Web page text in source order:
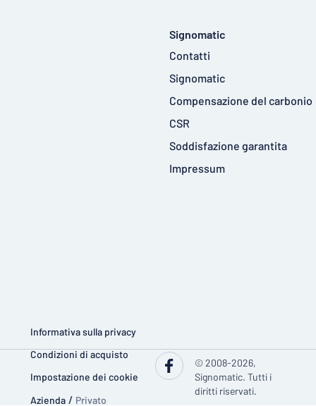
Signomatic
Contatti
Signomatic
Compensazione del carbonio
CSR
Soddisfazione garantita
Impressum
Informativa sulla privacy
Condizioni di acquisto
Impostazione dei cookie
Azienda / Privato
© 2008-2026,
Signomatic. Tutti i
diritti riservati.